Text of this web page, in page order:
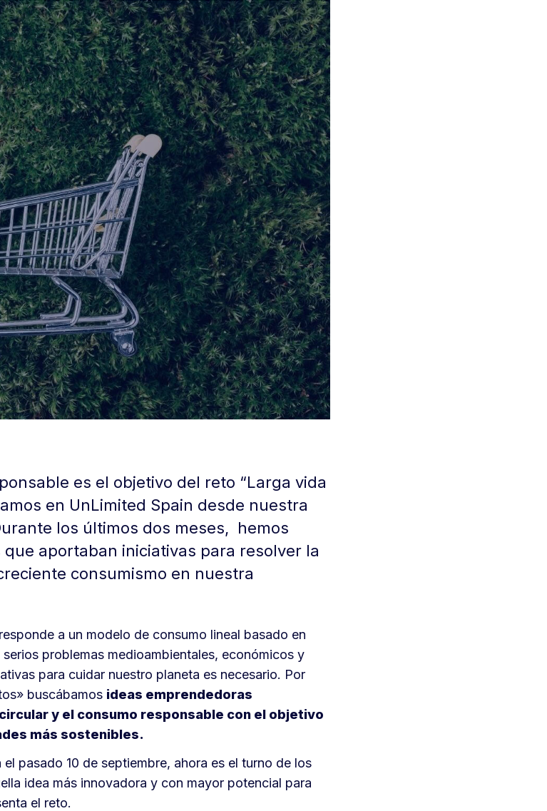
es el objetivo del reto “Larga vida
en UnLimited Spain desde nuestra
los últimos dos meses, hemos
que aportaban iniciativas para resolver la
consumismo en nuestra
a un modelo de consumo lineal basado en
problemas medioambientales, económicos y
para cuidar nuestro planeta es necesario. Por
buscábamos ideas emprendedoras
y el consumo responsable con el objetivo
más sostenibles.
pasado 10 de septiembre, ahora es el turno de los
idea más innovadora y con mayor potencial para
el reto.